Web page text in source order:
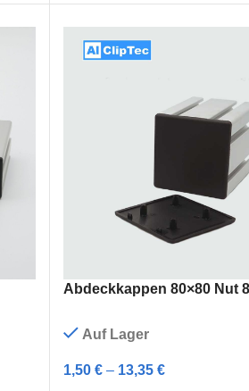
Abdeckkappen 80×80 Nut
Auf Lager
1,50 € – 13,35 €